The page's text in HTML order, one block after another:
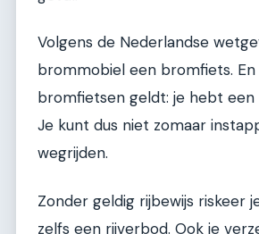
Volgens de Nederlandse
brommobiel een bromfiets.
bromfietsen geldt: je hebt een
Je kunt dus niet zomaar
wegrijden.
Zonder geldig rijbewijs riskeer
zelfs een rijverbod. Ook je